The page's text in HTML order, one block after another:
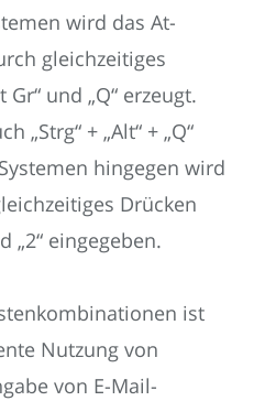
wird das At-
gleichzeitiges
und „Q“ erzeugt.
„Strg“ + „Alt“ + „Q“
hingegen wird
Drücken
„2“ eingegeben.
ist
Nutzung von
von E-Mail-